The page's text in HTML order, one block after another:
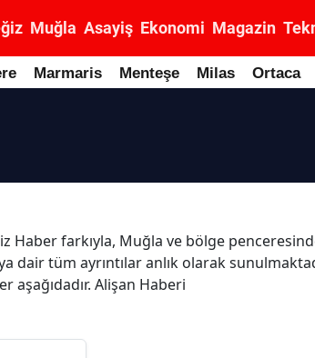
Muğla Asayiş Ekonomi Magazin
Marmaris Menteşe Milas Ortaca
Haber farkıyla, Muğla ve bölge
dair tüm ayrıntılar anlık olarak
aşağıdadır. Alişan Haberi